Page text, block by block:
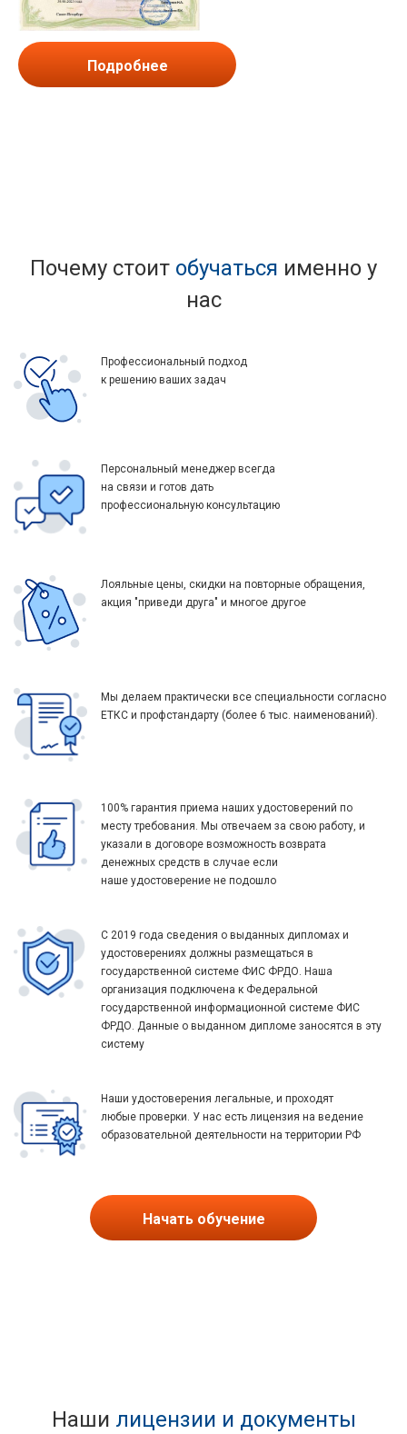
Подробнее
Почему стоит обучаться именно у
нас
Профессиональный подход
к решению ваших задач
Персональный менеджер всегда
на связи и готов дать
профессиональную консультацию
Лояльные цены, скидки на повторные обращения,
акция "приведи друга" и многое другое
Мы делаем практически все специальности согласно
ЕТКС и профстандарту (более 6 тыс. наименований).
100% гарантия приема наших удостоверений по
месту требования. Мы отвечаем за свою работу, и
указали в договоре возможность возврата
денежных средств в случае если
наше удостоверение не подошло
С 2019 года сведения о выданных дипломах и
удостоверениях должны размещаться в
государственной системе ФИС ФРДО. Наша
организация подключена к Федеральной
государственной информационной системе ФИС
ФРДО. Данные о выданном дипломе заносятся в эту
систему
Наши удостоверения легальные, и проходят
любые проверки. У нас есть лицензия на ведение
образовательной деятельности на территории РФ
Начать обучение
Наши лицензии и документы